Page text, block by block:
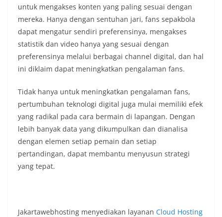
untuk mengakses konten yang paling sesuai dengan
mereka. Hanya dengan sentuhan jari, fans sepakbola
dapat mengatur sendiri preferensinya, mengakses
statistik dan video hanya yang sesuai dengan
preferensinya melalui berbagai channel digital, dan hal
ini diklaim dapat meningkatkan pengalaman fans.
Tidak hanya untuk meningkatkan pengalaman fans,
pertumbuhan teknologi digital juga mulai memiliki efek
yang radikal pada cara bermain di lapangan. Dengan
lebih banyak data yang dikumpulkan dan dianalisa
dengan elemen setiap pemain dan setiap
pertandingan, dapat membantu menyusun strategi
yang tepat.
Jakartawebhosting menyediakan layanan Cloud Hosting